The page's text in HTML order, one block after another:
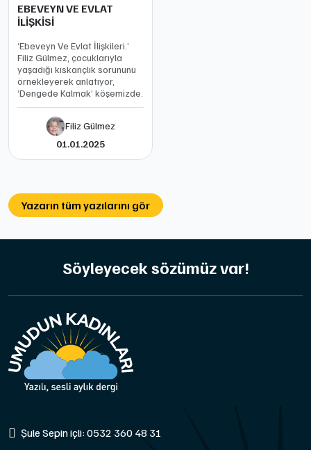
EBEVEYN VE EVLAT
İLİŞKİSİ
‘Ebeveyn Ve Evlat İlişkileri.’
Filiz Gülmez, çocuklarıyla
yaşadığı kıskançlık sorununu
örnekleyerek anlatıyor,
‘Dengede Kalmak’ köşemizde.
Filiz Gülmez
01.01.2025
Yazarın tüm yazılarını gör
Söyleyecek sözümüz var!
Şule Sepin içli: 0532 360 48 31